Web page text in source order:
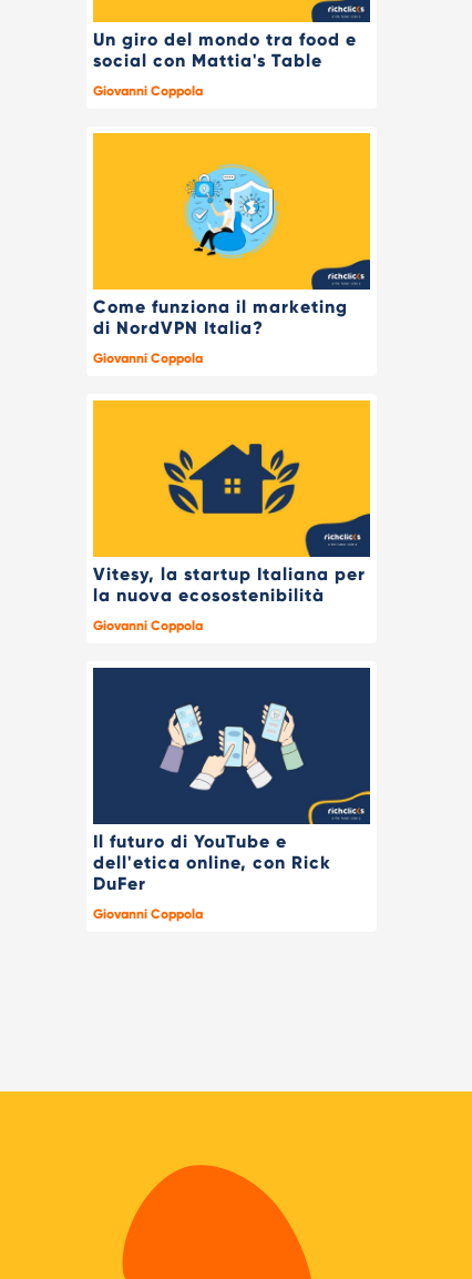
Un giro del mondo tra food e
social con Mattia's Table
Giovanni Coppola
Come funziona il marketing
di NordVPN Italia?
Giovanni Coppola
Vitesy, la startup Italiana per
la nuova ecosostenibilità
Giovanni Coppola
Il futuro di YouTube e
dell'etica online, con Rick
DuFer
Giovanni Coppola